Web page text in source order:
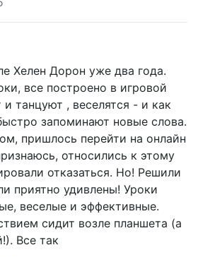
Хелен Дорон уже два года.
все построено в игровой
танцуют , веселятся - и как
запоминают новые слова.
пришлось перейти на онлайн
относились к этому
отказаться. Но! Решили
приятно удивлены! Уроки
веселые и эффективные.
сидит возле планшета (а
Все так